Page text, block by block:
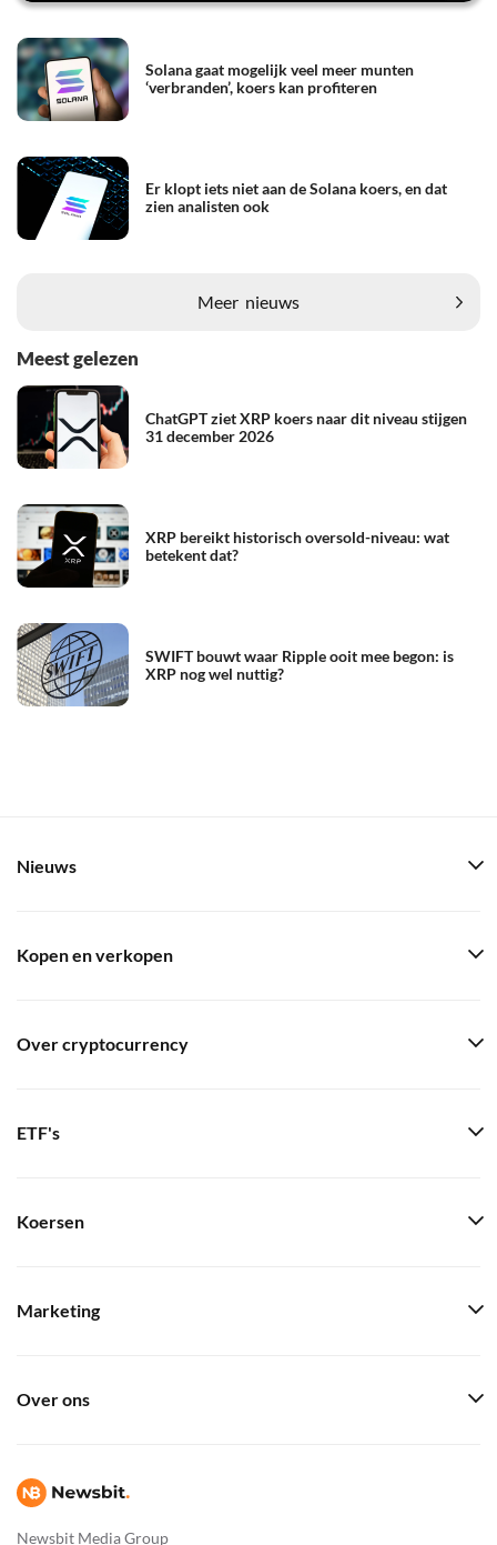
Solana gaat mogelijk veel meer munten
‘verbranden’, koers kan profiteren
Er klopt iets niet aan de Solana koers, en dat
zien analisten ook
Meer nieuws
Meest gelezen
ChatGPT ziet XRP koers naar dit niveau stijgen
31 december 2026
XRP bereikt historisch oversold-niveau: wat
betekent dat?
SWIFT bouwt waar Ripple ooit mee begon: is
XRP nog wel nuttig?
Newsbit Media Group
Nieuws
Kopen en verkopen
Over cryptocurrency
ETF's
Koersen
Marketing
Over ons